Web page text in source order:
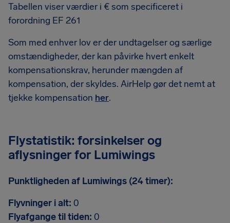
Tabellen viser værdier i € som specificeret i
forordning EF 261
Som med enhver lov er der undtagelser og særlige
omstændigheder, der kan påvirke hvert enkelt
kompensationskrav, herunder mængden af
kompensation, der skyldes. AirHelp gør det nemt at
tjekke kompensation her.
Flystatistik: forsinkelser og
aflysninger for Lumiwings
Punktligheden af Lumiwings (24 timer):
Flyvninger i alt: 0
Flyafgange til tiden: 0